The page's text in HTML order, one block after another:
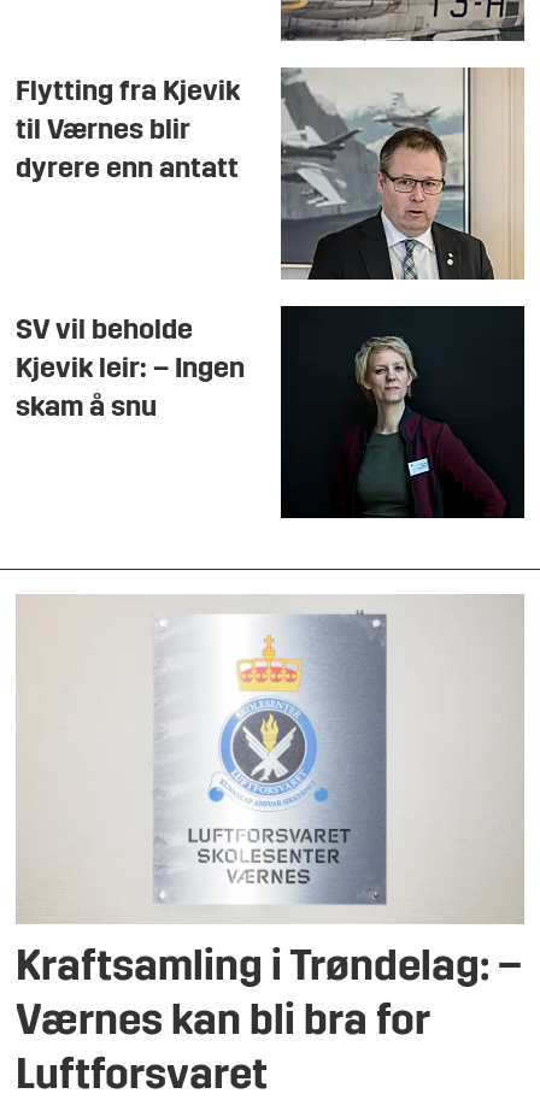
Flytting fra Kjevik
til Værnes blir
dyrere enn antatt
SV vil beholde
Kjevik leir: – Ingen
skam å snu
Kraftsamling i Trøndelag: –
Værnes kan bli bra for
Luftforsvaret